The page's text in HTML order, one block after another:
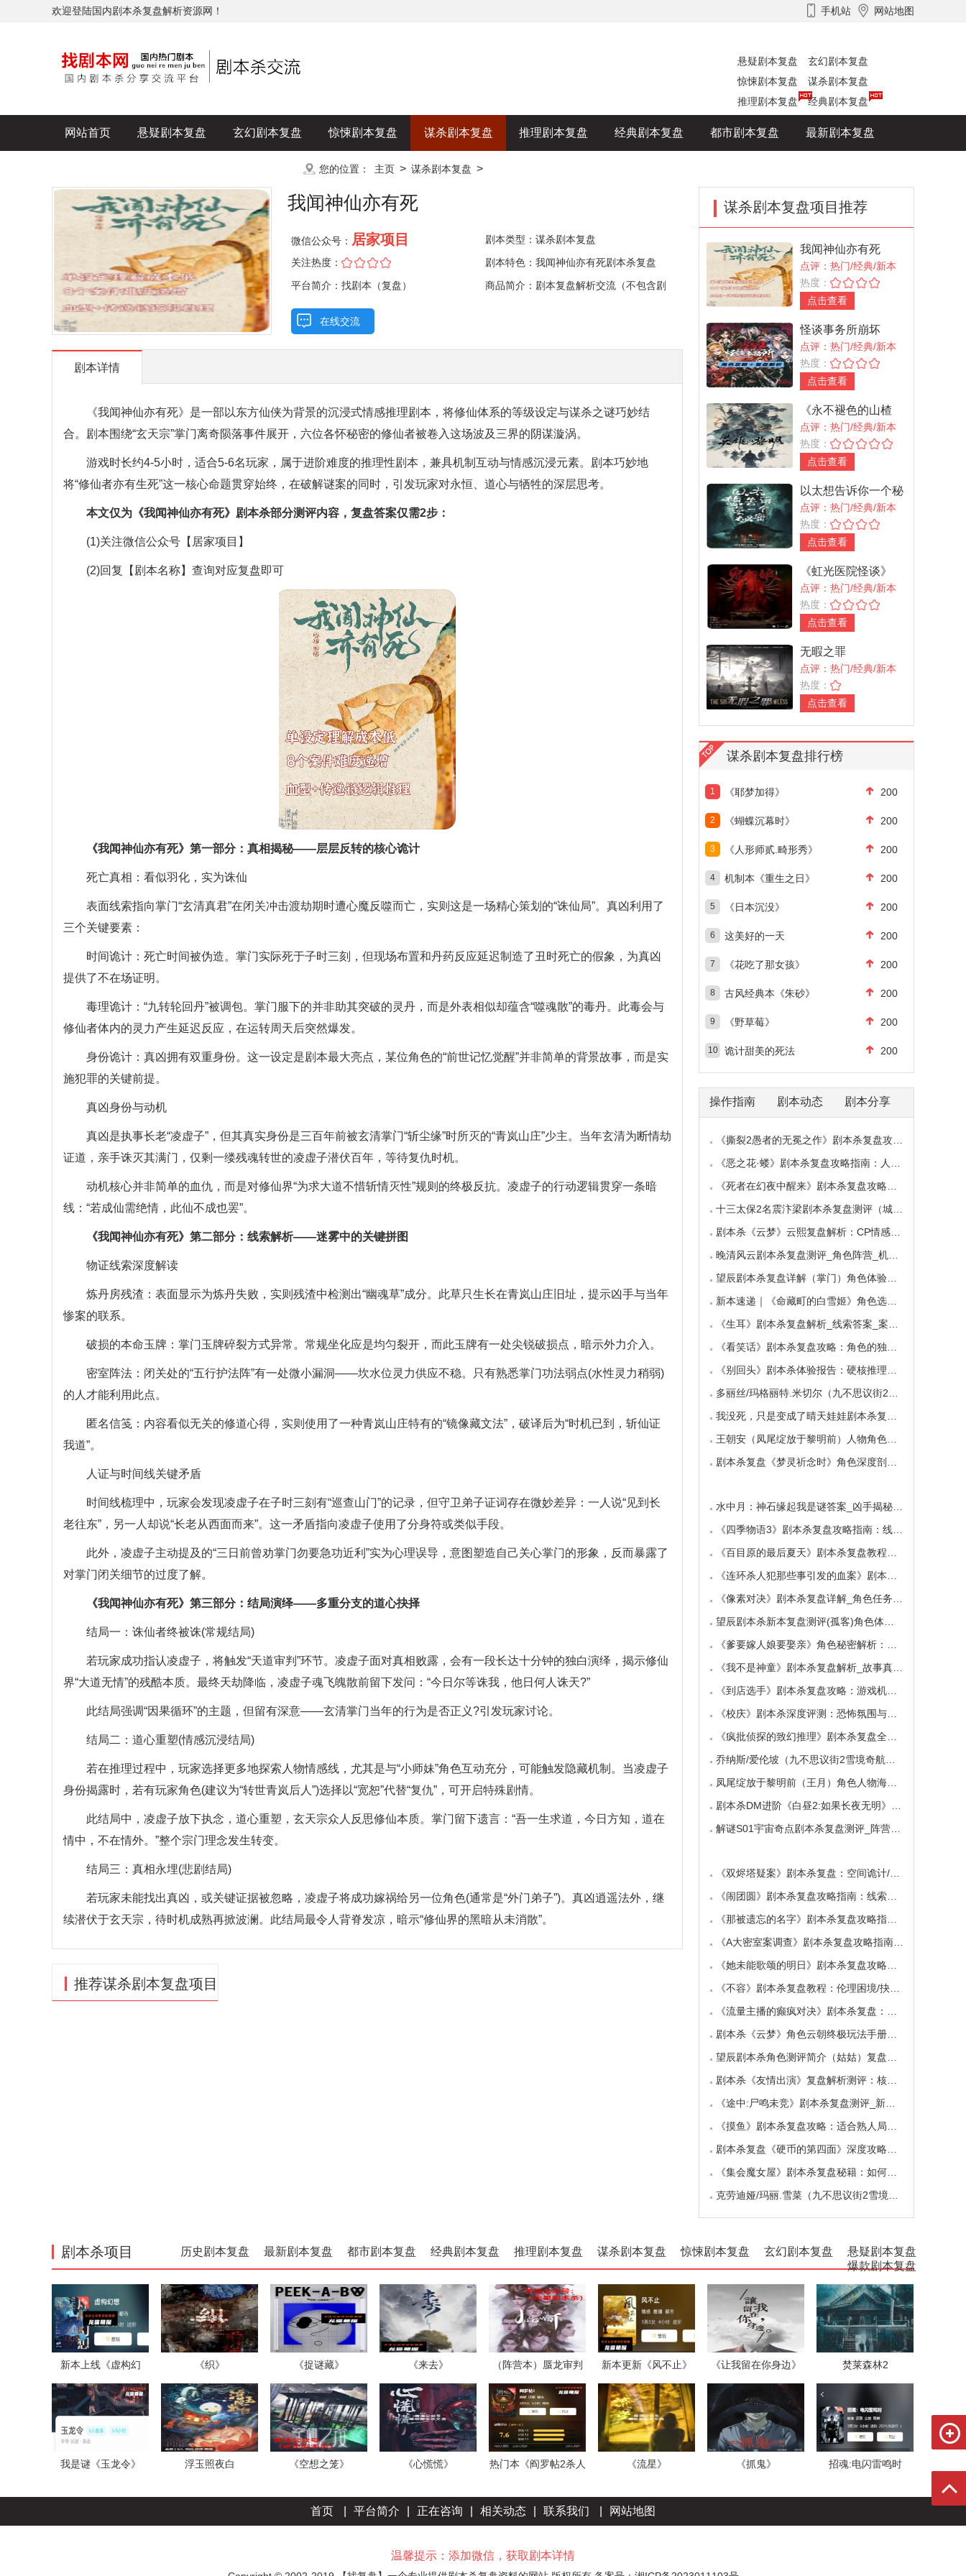
欢迎登陆国内剧本杀复盘解析资源网！ 手机站 网站地图
悬疑剧本复盘
玄幻剧本复盘
惊悚剧本复盘
谋杀剧本复盘
推理剧本复盘
经典剧本复盘
网站首页 悬疑剧本复盘 玄幻剧本复盘 惊悚剧本复盘 谋杀剧本复盘 推理剧本复盘 经典剧本复盘 都市剧本复盘 最新剧本复盘
您的位置： 主页 > 谋杀剧本复盘 >
我闻神仙亦有死
微信公众号： 居家项目 剧本类型： 谋杀剧本复盘
关注热度：
剧本特色：我闻神仙亦有死剧本杀复盘
平台简介：找剧本（复盘）
商品简介：剧本复盘解析交流（不包含剧
在线交流
剧本详情
《我闻神仙亦有死》是一部以东方仙侠为背景的沉浸式情感推理剧本，将修仙体系的等级设定与谋杀之谜巧妙结
合。剧本围绕“玄天宗”掌门离奇陨落事件展开，六位各怀秘密的修仙者被卷入这场波及三界的阴谋漩涡。
游戏时长约4-5小时，适合5-6名玩家，属于进阶难度的推理性剧本，兼具机制互动与情感沉浸元素。剧本巧妙地
将“修仙者亦有生死”这一核心命题贯穿始终，在破解谜案的同时，引发玩家对永恒、道心与牺牲的深层思考。
本文仅为《我闻神仙亦有死》剧本杀部分测评内容，复盘答案仅需2步：
(1)关注微信公众号【居家项目】
(2)回复【剧本名称】查询对应复盘即可
《我闻神仙亦有死》第一部分：真相揭秘——层层反转的核心诡计
死亡真相：看似羽化，实为诛仙
表面线索指向掌门“玄清真君”在闭关冲击渡劫期时遭心魔反噬而亡，实则这是一场精心策划的“诛仙局”。真凶利用了
三个关键要素：
时间诡计：死亡时间被伪造。掌门实际死于子时三刻，但现场布置和丹药反应延迟制造了丑时死亡的假象，为真凶
提供了不在场证明。
毒理诡计：“九转轮回丹”被调包。掌门服下的并非助其突破的灵丹，而是外表相似却蕴含“噬魂散”的毒丹。此毒会与
修仙者体内的灵力产生延迟反应，在运转周天后突然爆发。
身份诡计：真凶拥有双重身份。这一设定是剧本最大亮点，某位角色的“前世记忆觉醒”并非简单的背景故事，而是实
施犯罪的关键前提。
真凶身份与动机
真凶是执事长老“凌虚子”，但其真实身份是三百年前被玄清掌门“斩尘缘”时所灭的“青岚山庄”少主。当年玄清为断情劫
证道，亲手诛灭其满门，仅剩一缕残魂转世的凌虚子潜伏百年，等待复仇时机。
动机核心并非简单的血仇，而是对修仙界“为求大道不惜斩情灭性”规则的终极反抗。凌虚子的行动逻辑贯穿一条暗
线：“若成仙需绝情，此仙不成也罢”。
《我闻神仙亦有死》第二部分：线索解析——迷雾中的关键拼图
物证线索深度解读
炼丹房残渣：表面显示为炼丹失败，实则残渣中检测出“幽魂草”成分。此草只生长在青岚山庄旧址，提示凶手与当年
惨案的联系。
破损的本命玉牌：掌门玉牌碎裂方式异常。常规坐化应是均匀裂开，而此玉牌有一处尖锐破损点，暗示外力介入。
密室阵法：闭关处的“五行护法阵”有一处微小漏洞——坎水位灵力供应不稳。只有熟悉掌门功法弱点(水性灵力稍弱)
的人才能利用此点。
匿名信笺：内容看似无关的修道心得，实则使用了一种青岚山庄特有的“镜像藏文法”，破译后为“时机已到，斩仙证
我道”。
人证与时间线关键矛盾
时间线梳理中，玩家会发现凌虚子在子时三刻有“巡查山门”的记录，但守卫弟子证词存在微妙差异：一人说“见到长
老往东”，另一人却说“长老从西面而来”。这一矛盾指向凌虚子使用了分身符或类似手段。
此外，凌虚子主动提及的“三日前曾劝掌门勿要急功近利”实为心理误导，意图塑造自己关心掌门的形象，反而暴露了
对掌门闭关细节的过度了解。
《我闻神仙亦有死》第三部分：结局演绎——多重分支的道心抉择
结局一：诛仙者终被诛(常规结局)
若玩家成功指认凌虚子，将触发“天道审判”环节。凌虚子面对真相败露，会有一段长达十分钟的独白演绎，揭示修仙
界“大道无情”的残酷本质。最终天劫降临，凌虚子魂飞魄散前留下发问：“今日尔等诛我，他日何人诛天?”
此结局强调“因果循环”的主题，但留有深意——玄清掌门当年的行为是否正义?引发玩家讨论。
结局二：道心重塑(情感沉浸结局)
若在推理过程中，玩家选择更多地探索人物情感线，尤其是与“小师妹”角色互动充分，可能触发隐藏机制。当凌虚子
身份揭露时，若有玩家角色(建议为“转世青岚后人”)选择以“宽恕”代替“复仇”，可开启特殊剧情。
此结局中，凌虚子放下执念，道心重塑，玄天宗众人反思修仙本质。掌门留下遗言：“吾一生求道，今日方知，道在
情中，不在情外。”整个宗门理念发生转变。
结局三：真相永埋(悲剧结局)
若玩家未能找出真凶，或关键证据被忽略，凌虚子将成功嫁祸给另一位角色(通常是“外门弟子”)。真凶逍遥法外，继
续潜伏于玄天宗，待时机成熟再掀波澜。此结局最令人背脊发凉，暗示“修仙界的黑暗从未消散”。
推荐谋杀剧本复盘项目
谋杀剧本复盘项目推荐
我闻神仙亦有死
点评：热门/经典/新本
热度：
点击查看
怪谈事务所崩坏
点评：热门/经典/新本
热度：
点击查看
《永不褪色的山楂
林》
点评：热门/经典/新本
热度：
点击查看
以太想告诉你一个秘
密
点评：热门/经典/新本
热度：
点击查看
《虹光医院怪谈》
点评：热门/经典/新本
热度：
点击查看
无暇之罪
点评：热门/经典/新本
热度：
点击查看
谋杀剧本复盘排行榜
1 《耶梦加得》 200
2 《蝴蝶沉幕时》 200
3 《人形师贰.畸形秀》 200
4 机制本《重生之日》 200
5 《日本沉没》 200
6 这美好的一天 200
7 《花吃了那女孩》 200
8 古风经典本《朱砂》 200
9 《野草莓》 200
10 诡计甜美的死法 200
操作指南 剧本动态 剧本分享
《撕裂2愚者的无冕之作》剧本杀复盘攻略指南：
《恶之花·蝼》剧本杀复盘攻略指南：人性推演
《死者在幻夜中醒来》剧本杀复盘攻略指南：叙
十三太保2名震汴梁剧本杀复盘测评（城限本）线
剧本杀《云梦》云熙复盘解析：CP情感线+核心诡
晚清风云剧本杀复盘测评_角色阵营_机制规则_线
望辰剧本杀复盘详解（掌门）角色体验测评/完整
新本速递｜《命藏町的白雪姬》角色选择指南：
《生耳》剧本杀复盘解析_线索答案_案件推理_故
《看笑话》剧本杀复盘攻略：角色的独特视角与
《别回头》剧本杀体验报告：硬核推理与恐怖演
多丽丝/玛格丽特.米切尔（九不思议街2雪境奇航
我没死，只是变成了晴天娃娃剧本杀复盘测评（
王朝安（凤尾绽放于黎明前）人物角色海报简介
剧本杀复盘《梦灵祈念时》角色深度剖析：每个
水中月：神石缘起我是谜答案_凶手揭秘_线索任务
《四季物语3》剧本杀复盘攻略指南：线索抉择
《百目原的最后夏天》剧本杀复盘教程：百目诅
《连环杀人犯那些事引发的血案》剧本杀复盘：
《像素对决》剧本杀复盘详解_角色任务_线索答案
望辰剧本杀新本复盘测评(孤客)角色体验及任务玩
《爹要嫁人娘要娶亲》角色秘密解析：那些“普
《我不是神童》剧本杀复盘解析_故事真相_案件答
《到店选手》剧本杀复盘攻略：游戏机制与推理
《校庆》剧本杀深度评测：恐怖氛围与推理逻辑
《疯批侦探的致幻推理》剧本杀复盘全解析：欢
乔纳斯/爱伦坡（九不思议街2雪境奇航）角色是不
凤尾绽放于黎明前（王月）角色人物海报_CP线_任
剧本杀DM进阶《白昼2:如果长夜无明》中的角色复
解谜S01宇宙奇点剧本杀复盘测评_阵营_凶手_答案
《双烬塔疑案》剧本杀复盘：空间诡计/真相推理
《闹团圆》剧本杀复盘攻略指南：线索流程/角色
《那被遗忘的名字》剧本杀复盘攻略指南：记忆
《A大密室案调查》剧本杀复盘攻略指南：密室手
《她未能歌颂的明日》剧本杀复盘攻略指南：抉
《不容》剧本杀复盘教程：伦理困境/抉择机制
《流量主播的癫疯对决》剧本杀复盘：主播内卷
剧本杀《云梦》角色云朝终极玩法手册：9.6小时
望辰剧本杀角色测评简介（姑姑）复盘解析/完整
剧本杀《友情出演》复盘解析测评：核诡惊艳，
《途中:尸鸣未竞》剧本杀复盘测评_新本体验_角
《摸鱼》剧本杀复盘攻略：适合熟人局与简单易
剧本杀复盘《硬币的第四面》深度攻略：角色视
《集会魔女屋》剧本杀复盘秘籍：如何巧妙利用
克劳迪娅/玛丽.雪菜（九不思议街2雪境奇航）角
剧本杀项目 悬疑剧本复盘
玄幻剧本复盘
惊悚剧本复盘
谋杀剧本复盘
推理剧本复盘
经典剧本复盘
都市剧本复盘
最新剧本复盘
历史剧本复盘
爆款剧本复盘
新本上线《虚构幻
《织》 《捉谜藏》 《来去》 （阵营本）蜃龙审判 新本更新《风不止》 《让我留在你身边》 焚莱森林2
我是谜《玉龙令》 浮玉照夜白 《空想之笼》 《心慌慌》
热门本《阎罗帖2杀人
《流星》 《抓鬼》 招魂:电闪雷鸣时
首页 平台简介 正在咨询 相关动态 联系我们 网站地图
温馨提示：添加微信，获取剧本详情